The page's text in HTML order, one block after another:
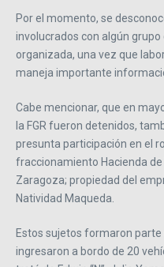
Por el momento, se
involucrados con algún
organizada, una vez que
maneja importante
Cabe mencionar, que en
la FGR fueron detenidos,
presunta participación en el
fraccionamiento Hacienda
Zaragoza; propiedad del
Natividad Maqueda.
Estos sujetos formaron
ingresaron a bordo de 20